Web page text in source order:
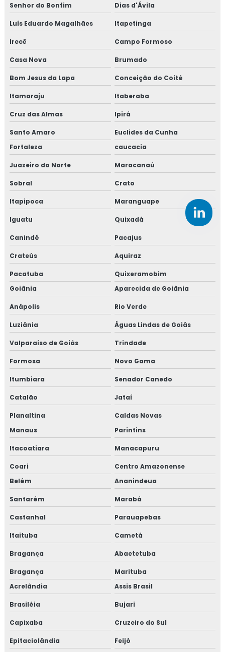
Senhor do Bonfim Dias d'Ávila
Luís Eduardo Magalhães Itapetinga
Irecê Campo Formoso
Casa Nova Brumado
Bom Jesus da Lapa Conceição do Coité
Itamaraju Itaberaba
Cruz das Almas Ipirá
Santo Amaro
Euclides da Cunha
Fortaleza
caucacia
Juazeiro do Norte Maracanaú
Sobral Crato
Itapipoca Maranguape
Iguatu Quixadá
Canindé Pacajus
Crateús Aquiraz
Pacatuba
Quixeramobim
Goiânia
Aparecida de Goiânia
Anápolis Rio Verde
Luziânia Águas Lindas de Goiás
Valparaíso de Goiás Trindade
Formosa Novo Gama
Itumbiara Senador Canedo
Catalão Jataí
Planaltina
Caldas Novas
Manaus
Parintins
Itacoatiara Manacapuru
Coari
Centro Amazonense
Belém
Ananindeua
Santarém Marabá
Castanhal Parauapebas
Itaituba Cametá
Bragança Abaetetuba
Bragança
Marituba
Acrelândia
Assis Brasil
Brasiléia Bujari
Capixaba Cruzeiro do Sul
Epitaciolândia Feijó